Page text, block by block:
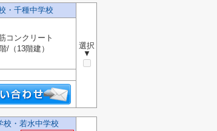
・千種中学校
選択
▼
コンクリート
/（13階建）
校・若水中学校